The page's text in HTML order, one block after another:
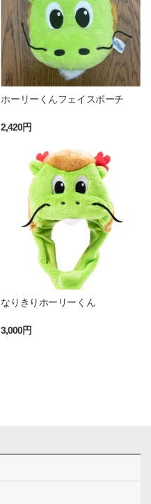
ホーリーくんフェイスポーチ
2,420円
なりきりホーリーくん
3,000円